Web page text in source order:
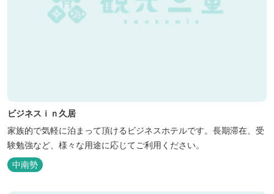
ビジネスｉｎ久居
家族的で気軽に泊まって頂けるビジネスホテルです。長期滞在、受
験勉強など、様々な用途に応じてご利用ください。
中南勢